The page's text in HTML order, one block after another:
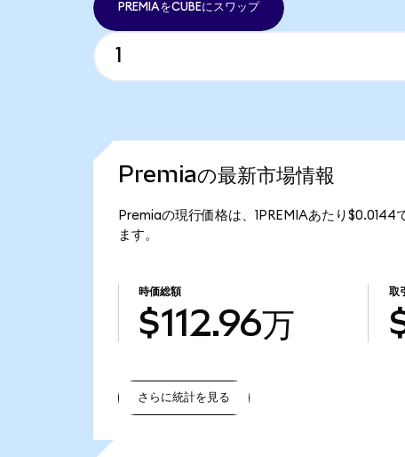
PREMIAをCUBEにスワップ
Premiaの最新市場情報
Premiaの現行価格は、1PREMIAあたり
ます。
時価総額
$112.96万
取
さらに統計を見る